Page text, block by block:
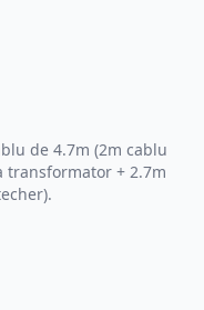
de 4.7m (2m cablu
+ 2.7m